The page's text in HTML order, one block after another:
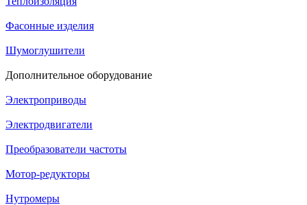
Фасонные изделия
Шумоглушители
Дополнительное оборудование
Электроприводы
Электродвигатели
Преобразователи частоты
Мотор-редукторы
Нутромеры